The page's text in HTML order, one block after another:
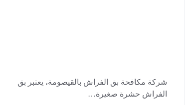
شركة مكافحة بق الفراش بالقيصومة، يعتبر بق
الفراش حشرة صغيرة…